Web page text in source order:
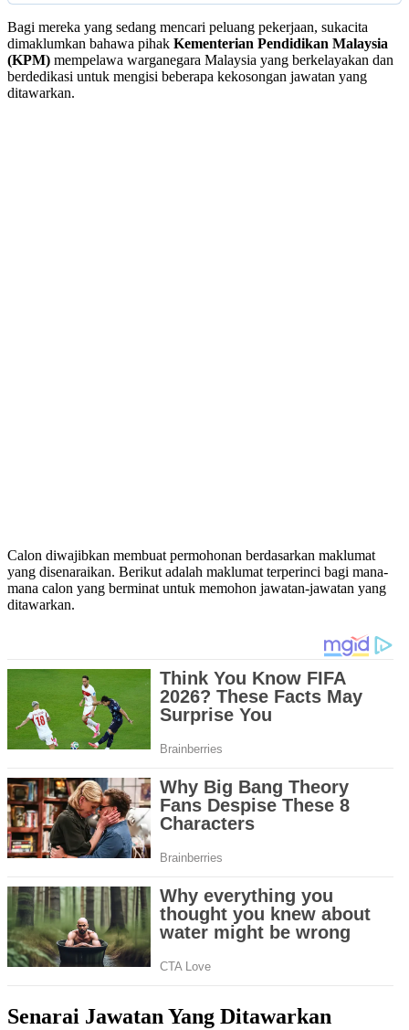
Bagi mereka yang sedang mencari peluang pekerjaan, sukacita
dimaklumkan bahawa pihak Kementerian Pendidikan Malaysia
(KPM) mempelawa warganegara Malaysia yang berkelayakan dan
berdedikasi untuk mengisi beberapa kekosongan jawatan yang
ditawarkan.
Calon diwajibkan membuat permohonan berdasarkan maklumat
yang disenaraikan. Berikut adalah maklumat terperinci bagi mana-
mana calon yang berminat untuk memohon jawatan-jawatan yang
ditawarkan.
Senarai Jawatan Yang Ditawarkan